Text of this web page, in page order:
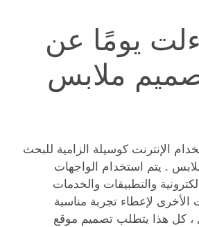
يومًا عن
ملابس
الإنترنت كوسيلة الزامية للبحث
. يتم استخدام الواجهات
والتطبيقات والخدمات
الأخرى لإعطاء تجربة مناسبة
، كل هذا يتطلب تصميم موقع